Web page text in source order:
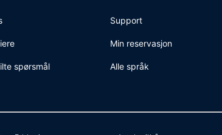
spørsmål
Support
Min reservasjon
Alle språk